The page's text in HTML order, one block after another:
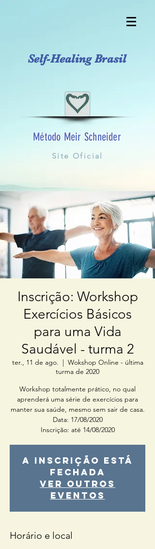
Self-Healing Brasil
Método Meir Schneider
Site Oficial
Inscrição: Workshop
Exercícios Básicos
para uma Vida
Saudável - turma 2
ter., 11 de ago.
  |
Wokshop Online - última
turma de 2020
Workshop totalmente prático, no qual
aprenderá uma série de exercícios para
manter sua saúde, mesmo sem sair de casa.
Data: 17/08/2020
Inscrição: até 14/08/2020
A inscrição está
fechada
Ver outros
eventos
Horário e local